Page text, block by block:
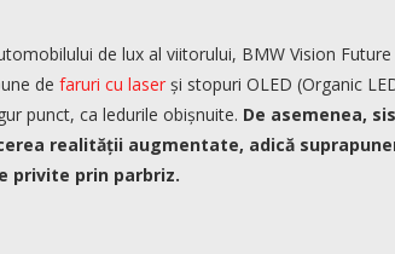
de lux al viitorului, BMW Vision
de faruri cu laser și stopuri OLED (Organic
punct, ca ledurile obișnuite. De asemenea,
realității augmentate, adică
privite prin parbriz.